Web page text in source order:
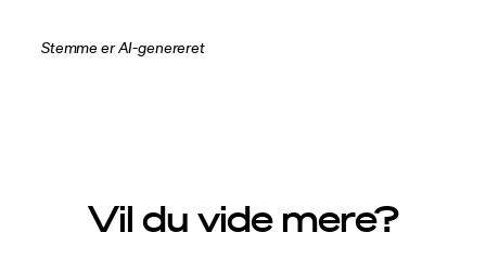
Stemme er AI-genereret
Vil du vide mere?